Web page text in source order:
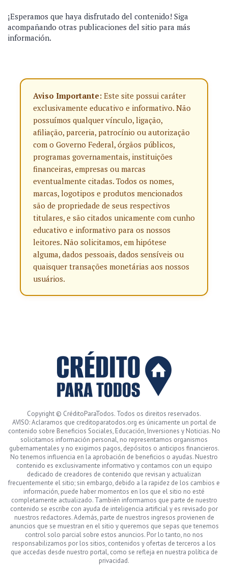
¡Esperamos que haya disfrutado del contenido! Siga
acompañando otras publicaciones del sitio para más
información.
Aviso Importante: Este site possui caráter
exclusivamente educativo e informativo. Não
possuímos qualquer vínculo, ligação,
afiliação, parceria, patrocínio ou autorização
com o Governo Federal, órgãos públicos,
programas governamentais, instituições
financeiras, empresas ou marcas
eventualmente citadas. Todos os nomes,
marcas, logotipos e produtos mencionados
são de propriedade de seus respectivos
titulares, e são citados unicamente com cunho
educativo e informativo para os nossos
leitores. Não solicitamos, em hipótese
alguma, dados pessoais, dados sensíveis ou
quaisquer transações monetárias aos nossos
usuários.
Copyright © CréditoParaTodos. Todos os direitos reservados.
AVISO: Aclaramos que creditoparatodos.org es únicamente un portal de
contenido sobre Beneficios Sociales, Educación, Inversiones y Noticias. No
solicitamos información personal, no representamos organismos
gubernamentales y no exigimos pagos, depósitos o anticipos financieros.
No tenemos influencia en la aprobación de beneficios o ayudas. Nuestro
contenido es exclusivamente informativo y contamos con un equipo
dedicado de creadores de contenido que revisan y actualizan
frecuentemente el sitio; sin embargo, debido a la rapidez de los cambios e
información, puede haber momentos en los que el sitio no esté
completamente actualizado. También informamos que parte de nuestro
contenido se escribe con ayuda de inteligencia artificial y es revisado por
nuestros redactores. Además, parte de nuestros ingresos provienen de
anuncios que se muestran en el sitio y queremos que sepas que tenemos
control solo parcial sobre estos anuncios. Por lo tanto, no nos
responsabilizamos por los sitios, contenidos y ofertas de terceros a los
que accedas desde nuestro portal, como se refleja en nuestra política de
privacidad.